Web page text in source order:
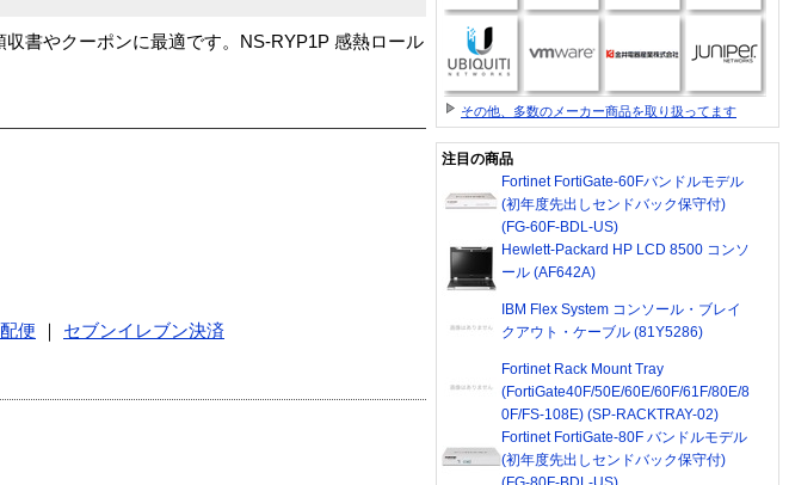
書やクーポンに最適です。NS-RYP1P 感熱ロール
便
セブンイレブン決済
その他、多数のメーカー商品を取り扱ってます
注目の商品
Fortinet FortiGate-60Fバンドルモデル
(初年度先出しセンドバック保守付)
(FG-60F-BDL-US)
Hewlett-Packard HP LCD 8500 コンソ
ール (AF642A)
IBM Flex System コンソール・ブレイ
クアウト・ケーブル (81Y5286)
Fortinet Rack Mount Tray
(FortiGate40F/50E/60E/60F/61F/80E/8
0F/FS-108E) (SP-RACKTRAY-02)
Fortinet FortiGate-80F バンドルモデル
(初年度先出しセンドバック保守付)